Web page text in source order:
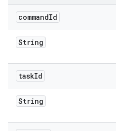
commandId
String
taskId
String